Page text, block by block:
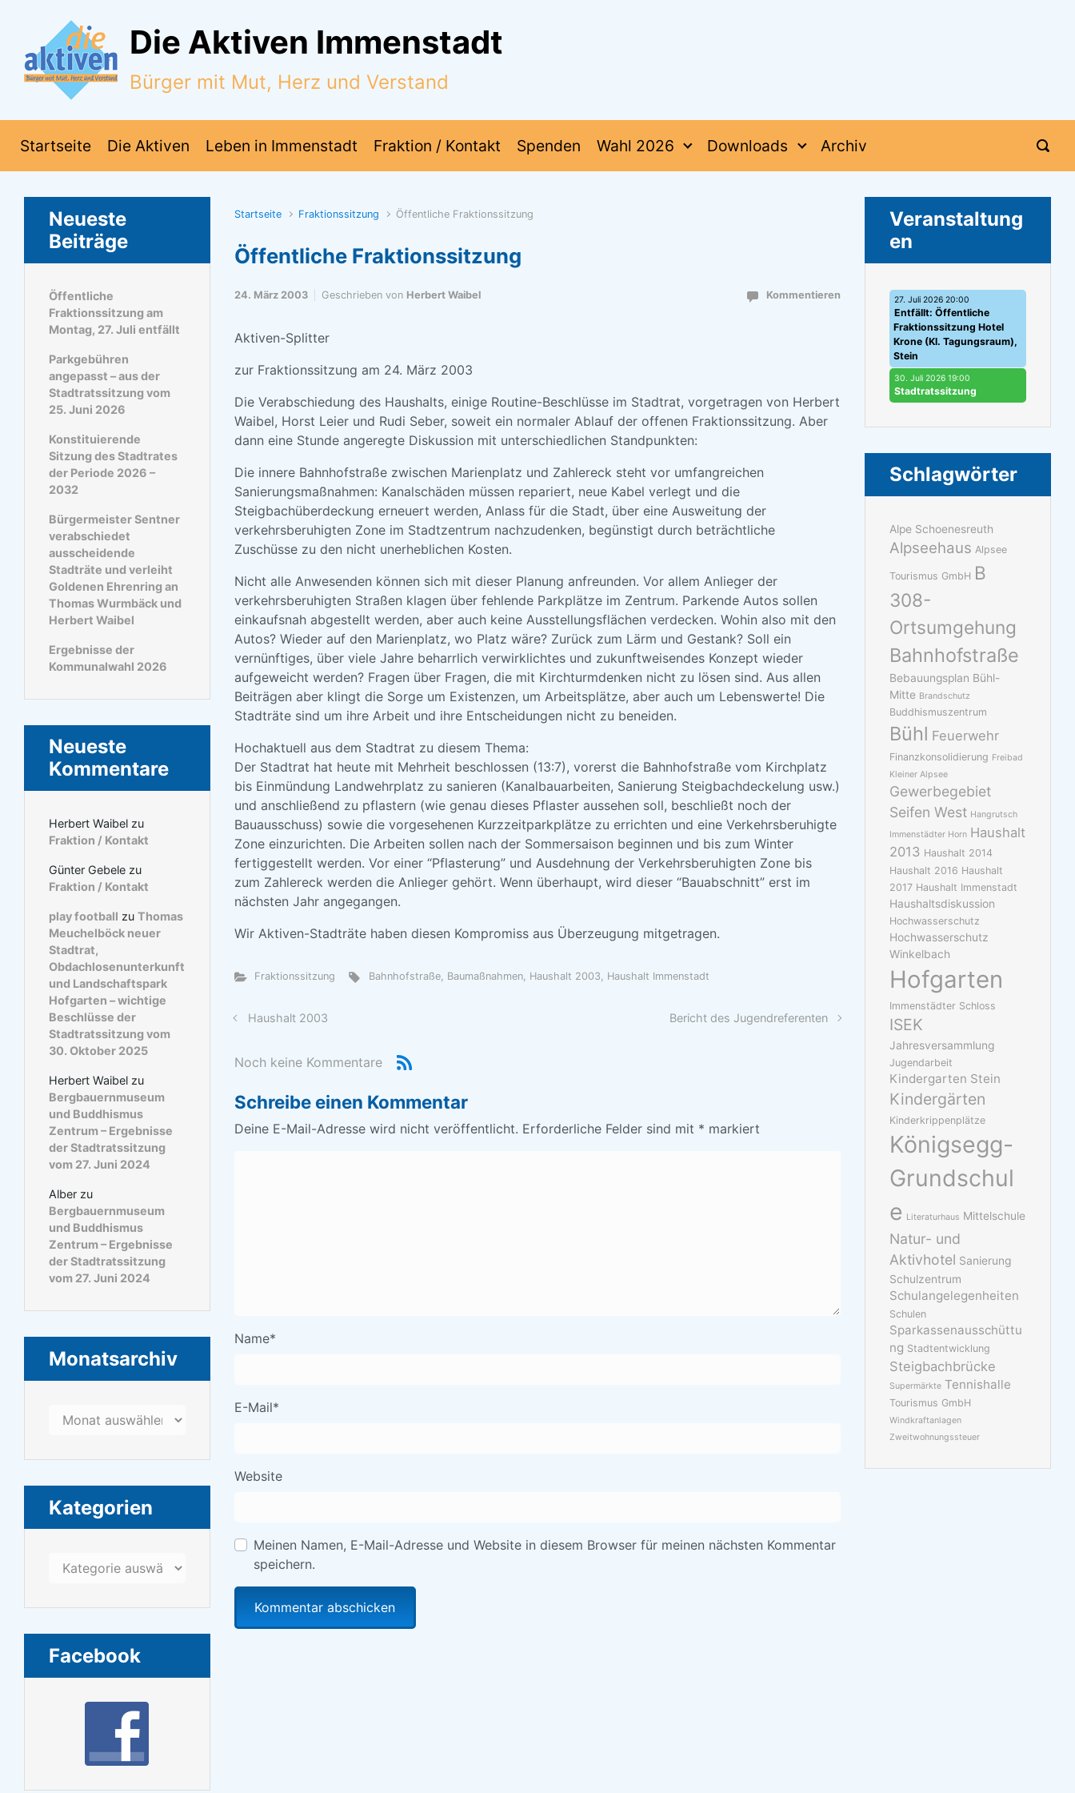
Zum Hauptinhalt springen
Die Aktiven Immenstadt
Bürger mit Mut, Herz und Verstand
Startseite Die Aktiven Leben in Immenstadt Fraktion / Kontakt Spenden Wahl 2026 Downloads Archiv
Startseite Fraktionssitzung Öffentliche Fraktionssitzung
Öffentliche Fraktionssitzung
24. März 2003 Geschrieben von Herbert Waibel Kommentieren
Aktiven-Splitter
zur Fraktionssitzung am 24. März 2003
Die Verabschiedung des Haushalts, einige Routine-Beschlüsse im Stadtrat, vorgetragen von Herbert
Waibel, Horst Leier und Rudi Seber, soweit ein normaler Ablauf der offenen Fraktionssitzung. Aber
dann eine Stunde angeregte Diskussion mit unterschiedlichen Standpunkten:
Die innere Bahnhofstraße zwischen Marienplatz und Zahlereck steht vor umfangreichen
Sanierungsmaßnahmen: Kanalschäden müssen repariert, neue Kabel verlegt und die
Steigbachüberdeckung erneuert werden, Anlass für die Stadt, über eine Ausweitung der
verkehrsberuhigten Zone im Stadtzentrum nachzudenken, begünstigt durch beträchtliche
Zuschüsse zu den nicht unerheblichen Kosten.
Nicht alle Anwesenden können sich mit dieser Planung anfreunden. Vor allem Anlieger der
verkehrsberuhigten Straßen klagen über fehlende Parkplätze im Zentrum. Parkende Autos sollen
einkaufsnah abgestellt werden, aber auch keine Ausstellungsflächen verdecken. Wohin also mit den
Autos? Wieder auf den Marienplatz, wo Platz wäre? Zurück zum Lärm und Gestank? Soll ein
vernünftiges, über viele Jahre beharrlich verwirklichtes und zukunftweisendes Konzept wieder
aufgeweicht werden? Fragen über Fragen, die mit Kirchturmdenken nicht zu lösen sind. Aus allen
Beiträgen aber klingt die Sorge um Existenzen, um Arbeitsplätze, aber auch um Lebenswerte! Die
Stadträte sind um ihre Arbeit und ihre Entscheidungen nicht zu beneiden.
Hochaktuell aus dem Stadtrat zu diesem Thema:
Der Stadtrat hat heute mit Mehrheit beschlossen (13:7), vorerst die Bahnhofstraße vom Kirchplatz
bis Einmündung Landwehrplatz zu sanieren (Kanalbauarbeiten, Sanierung Steigbachdeckelung usw.)
und anschließend zu pflastern (wie genau dieses Pflaster aussehen soll, beschließt noch der
Bauausschuss) sowie die vorgesehenen Kurzzeitparkplätze zu errichten und eine Verkehrsberuhigte
Zone einzurichten. Die Arbeiten sollen nach der Sommersaison beginnen und bis zum Winter
fertiggestellt werden. Vor einer “Pflasterung” und Ausdehnung der Verkehrsberuhigten Zone bis
zum Zahlereck werden die Anlieger gehört. Wenn überhaupt, wird dieser “Bauabschnitt” erst im
nächsten Jahr angegangen.
Wir Aktiven-Stadträte haben diesen Kompromiss aus Überzeugung mitgetragen.
Fraktionssitzung Bahnhofstraße, Baumaßnahmen, Haushalt 2003, Haushalt Immenstadt
Haushalt 2003 Bericht des Jugendreferenten
Noch keine Kommentare
Schreibe einen Kommentar
Deine E-Mail-Adresse wird nicht veröffentlicht. Erforderliche Felder sind mit * markiert
Name*
E-Mail*
Website
Meinen Namen, E-Mail-Adresse und Website in diesem Browser für meinen nächsten Kommentar
speichern.
Neueste
Beiträge
Öffentliche
Fraktionssitzung am
Montag, 27. Juli entfällt
Parkgebühren
angepasst – aus der
Stadtratssitzung vom
25. Juni 2026
Konstituierende
Sitzung des Stadtrates
der Periode 2026 –
2032
Bürgermeister Sentner
verabschiedet
ausscheidende
Stadträte und verleiht
Goldenen Ehrenring an
Thomas Wurmbäck und
Herbert Waibel
Ergebnisse der
Kommunalwahl 2026
Neueste
Kommentare
Herbert Waibel zu
Fraktion / Kontakt
Günter Gebele zu
Fraktion / Kontakt
play football zu Thomas
Meuchelböck neuer
Stadtrat,
Obdachlosenunterkunft
und Landschaftspark
Hofgarten – wichtige
Beschlüsse der
Stadtratssitzung vom
30. Oktober 2025
Herbert Waibel zu
Bergbauernmuseum
und Buddhismus
Zentrum – Ergebnisse
der Stadtratssitzung
vom 27. Juni 2024
Alber zu
Bergbauernmuseum
und Buddhismus
Zentrum – Ergebnisse
der Stadtratssitzung
vom 27. Juni 2024
Monatsarchiv
Monatsarchiv
Kategorien
Kategorien
Facebook
Veranstaltung
en
27. Juli 2026 20:00
Entfällt: Öffentliche
Fraktionssitzung Hotel
Krone (Kl. Tagungsraum),
Stein
30. Juli 2026 19:00
Stadtratssitzung
Schlagwörter
Alpe Schoenesreuth
Alpseehaus Alpsee
Tourismus GmbH B
308-
Ortsumgehung
Bahnhofstraße
Bebauungsplan Bühl-
Mitte Brandschutz
Buddhismuszentrum
Bühl Feuerwehr
Finanzkonsolidierung Freibad
Kleiner Alpsee
Gewerbegebiet
Seifen West Hangrutsch
Immenstädter Horn Haushalt
2013 Haushalt 2014
Haushalt 2016 Haushalt
2017 Haushalt Immenstadt
Haushaltsdiskussion
Hochwasserschutz
Hochwasserschutz
Winkelbach
Hofgarten
Immenstädter Schloss
ISEK
Jahresversammlung
Jugendarbeit
Kindergarten Stein
Kindergärten
Kinderkrippenplätze
Königsegg-
Grundschul
e Literaturhaus Mittelschule
Natur- und
Aktivhotel Sanierung
Schulzentrum
Schulangelegenheiten
Schulen
Sparkassenausschüttu
ng Stadtentwicklung
Steigbachbrücke
Supermärkte Tennishalle
Tourismus GmbH
Windkraftanlagen
Zweitwohnungssteuer